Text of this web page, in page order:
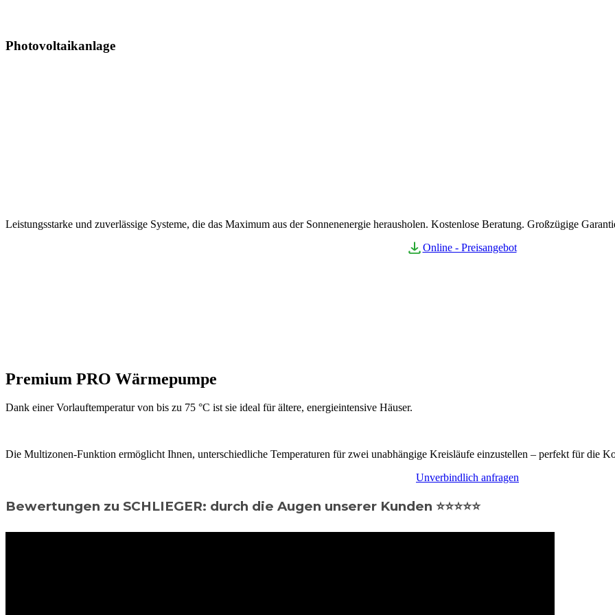
Photovoltaikanlage
Leistungsstarke und zuverlässige Systeme, die das Maximum aus der Sonnenenergie herausholen. Kostenlose Beratung. Großzügige
Online - Preisangebot
Premium PRO Wärmepumpe
Dank einer Vorlauftemperatur von bis zu 75 °C ist sie ideal für ältere, energieintensive Häuser.
Die Multizonen-Funktion ermöglicht Ihnen, unterschiedliche Temperaturen für zwei unabhängige Kreisläufe einzustellen – perfekt für die
Unverbindlich anfragen
Bewertungen zu SCHLIEGER: durch die Augen unserer Kunden ⭐⭐⭐⭐⭐